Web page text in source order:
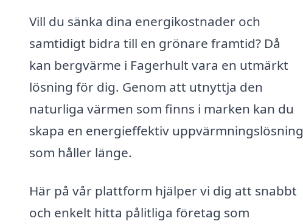
Vill du sänka dina energikostnader och
samtidigt bidra till en grönare framtid? Då
kan bergvärme i Fagerhult vara en utmärkt
lösning för dig. Genom att utnyttja den
naturliga värmen som finns i marken kan du
skapa en energieffektiv uppvärmningslösning
som håller länge.
Här på vår plattform hjälper vi dig att snabbt
och enkelt hitta pålitliga företag som